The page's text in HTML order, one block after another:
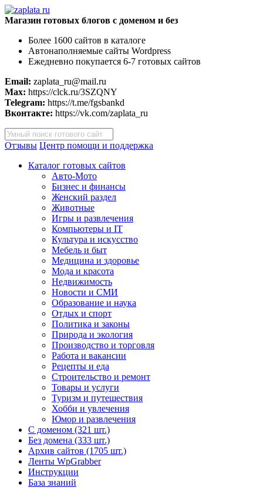
Магазин готовых блогов с доменом и без
Более 1600 сайтов в каталоге
Автонаполняемые сайты Wordpress
Ежедневно покупается 6-7 готовых сайтов
Email: zaplata_ru@mail.ru
Max: https://clck.ru/3SZQNY
Telegram: https://t.me/fgsbankd
Вконтакте: https://vk.com/zaplata_ru
Поиск
товаров
Отзывы Центр помощи и поддержка
Каталог готовых сайтов
Авто-Мото
Бизнес и финансы
Женский раздел
Животные
Игры и развлечения
Компьютеры и IT
Культура и искусство
Мебель и быт
Медицина и здоровье
Мода и красота
Недвижимость
Новости и СМИ
Образование и наука
Отдых и спорт
Политика и законы
Природа и экология
Производство и торговля
Работа и вакансии
Рецепты и еда
Строительство и ремонт
Товары и услуги
Туризм и путешествия
Хобби и увлечения
Юмор и развлечения
С доменом (321 шт.)
Без домена (333 шт.)
Архив сайтов (1705 шт.)
Ленты WpGrabber
Инструкции
База знаний